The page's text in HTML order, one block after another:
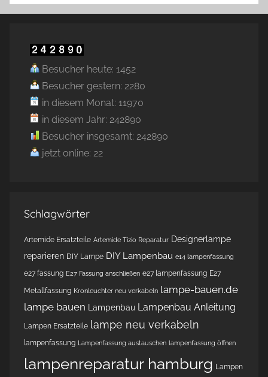
Besucher heute: 1452
Besucher gestern: 2280
in diesem Monat: 11970
in diesem Jahr: 242890
Besucher insgesamt: 242890
jetzt online: 22
Schlagwörter
Artemide Ersatzteile Artemide Tizio Reparatur Designerlampe
reparieren DIY Lampe DIY Lampenbau e14 lampenfassung
e27 fassung E27 Fassung anschließen e27 lampenfassung E27
Metallfassung Kronleuchter neu verkabeln lampe-bauen.de
lampe bauen
Lampenbau Lampenbau Anleitung
Lampen Ersatzteile lampe neu verkabeln
lampenfassung Lampenfassung austauschen lampenfassung öffnen
lampenreparatur hamburg Lampen